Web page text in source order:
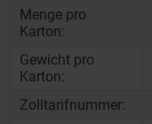
Menge pro
Karton:
Gewicht pro
Karton:
Zolltarifnummer: